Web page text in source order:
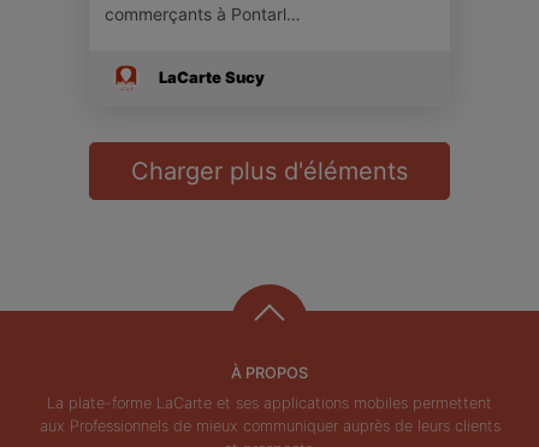
commerçants à Pontarl…
LaCarte Sucy
Charger plus d'éléments
À PROPOS
La plate-forme LaCarte et ses applications mobiles permettent
aux Professionnels de mieux communiquer auprès de leurs clients